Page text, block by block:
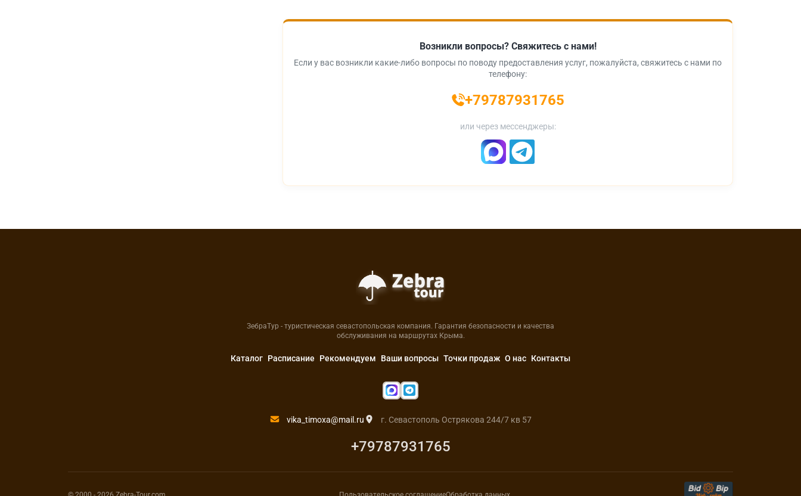
Возникли вопросы? Свяжитесь с нами!
Если у вас возникли какие-либо вопросы по поводу предоставления услуг, пожалуйста, свяжитесь с нами по
телефону:
+79787931765
или через мессенджеры:
ЗебраТур - туристическая севастопольская компания. Гарантия безопасности и качества
обслуживания на маршрутах Крыма.
Каталог Расписание Рекомендуем Ваши вопросы Точки продаж О нас Контакты
vika_timoxa@mail.ru г. Севастополь Острякова 244/7 кв 57
+79787931765